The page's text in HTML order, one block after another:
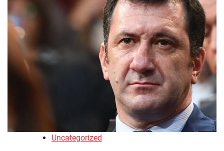
Uncategorized